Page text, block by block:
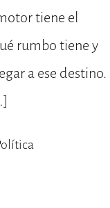
tiene el
rumbo tiene y
a ese destino.